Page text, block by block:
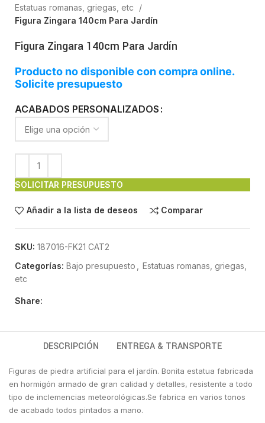
Estatuas romanas, griegas, etc
Figura Zingara 140cm Para Jardín
Figura Zingara 140cm Para Jardín
Producto no disponible con compra online.
Solicite presupuesto
ACABADOS PERSONALIZADOS
SOLICITAR PRESUPUESTO
Añadir a la lista de deseos Comparar
SKU: 187016-FK21 CAT2
Categorías: Bajo presupuesto
Estatuas romanas, griegas,
etc
Share:
DESCRIPCIÓN ENTREGA & TRANSPORTE
Figuras de piedra artificial para el jardín. Bonita estatua fabricada
en hormigón armado de gran calidad y detalles, resistente a todo
tipo de inclemencias meteorológicas.Se fabrica en varios tonos
de acabado todos pintados a mano.